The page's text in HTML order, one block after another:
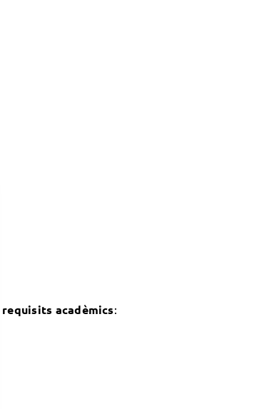
requisits acadèmics: